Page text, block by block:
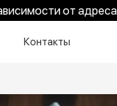
от
Контакты